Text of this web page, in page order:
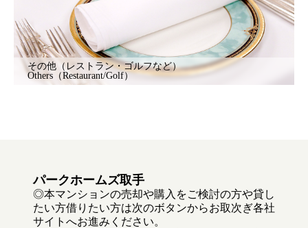
その他（レストラン・ゴルフなど）
Others（Restaurant/Golf）
パークホームズ取手
◎本マンションの売却や購入をご検討の方や貸し
たい方借りたい方は次のボタンからお取次ぎ各社
サイトへお進みください。